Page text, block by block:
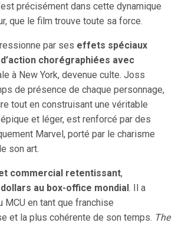
précisément dans cette dynamique
que le film trouve toute sa force.
par ses effets spéciaux
chorégraphiées avec
à New York, devenue culte. Joss
de présence de chaque personnage,
tout en construisant une véritable
et léger, est renforcé par des
Marvel, porté par le charisme
son art.
commercial retentissant,
au box-office mondial. Il a
en tant que franchise
et la plus cohérente de son temps. The